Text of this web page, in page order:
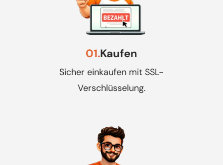
01.Kaufen
Sicher einkaufen mit SSL-
Verschlüsselung.